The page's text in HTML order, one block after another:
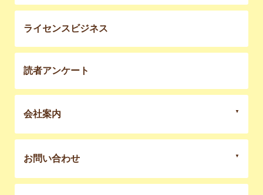
ライセンスビジネス
読者アンケート
会社案内
お問い合わせ